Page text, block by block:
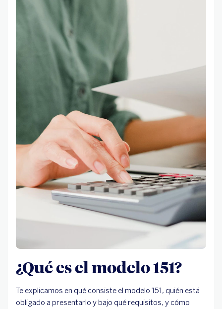
¿Qué es el modelo 151?
Te explicamos en qué consiste el modelo 151, quién está
obligado a presentarlo y bajo qué requisitos, y cómo